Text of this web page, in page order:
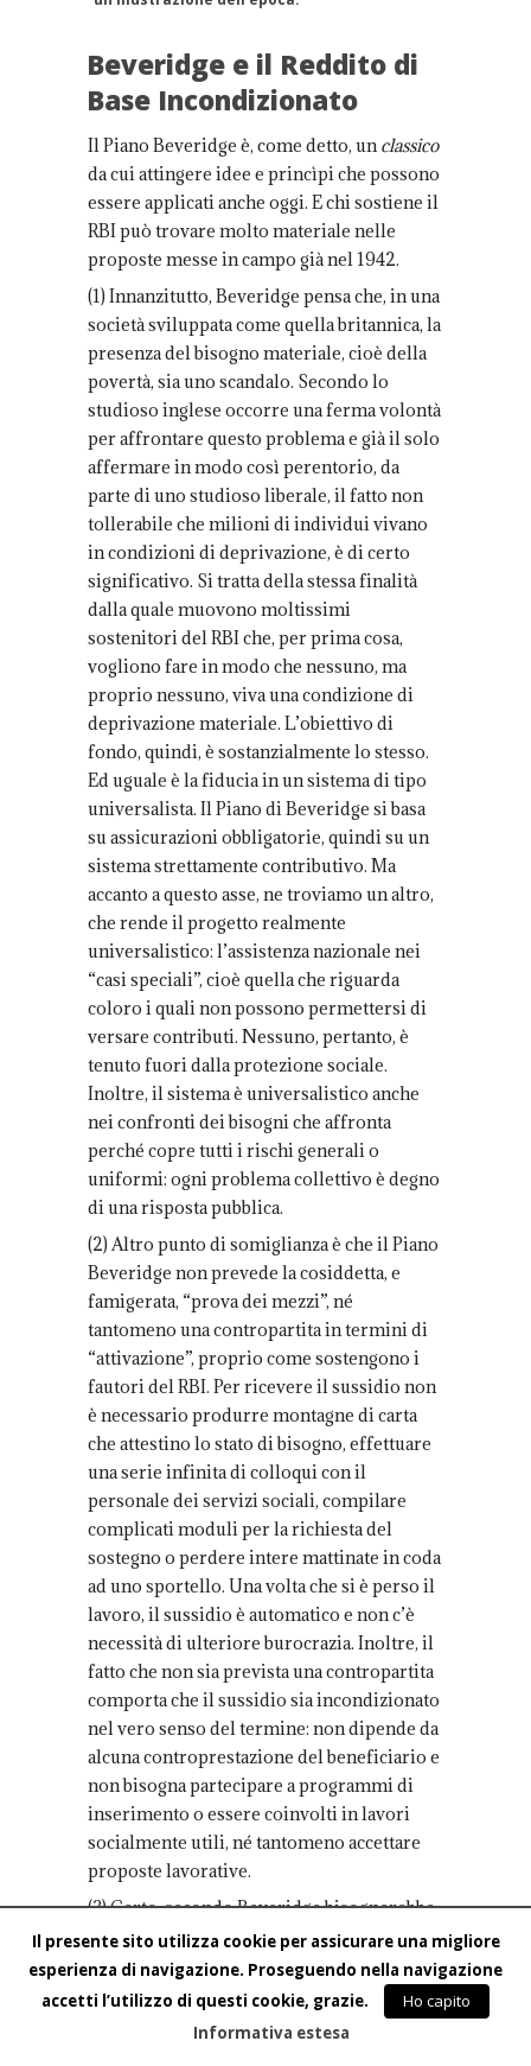
Beveridge e il Reddito di
Base Incondizionato
Il Piano Beveridge è, come detto, unclassico
da cui attingere idee e princìpi che possono
essere applicati anche oggi. E chi sostiene il
RBI può trovare molto materiale nelle
proposte messe in campo già nel 1942.
(1) Innanzitutto, Beveridge pensa che, in una
società sviluppata come quella britannica, la
presenza del bisogno materiale, cioè della
povertà, sia uno scandalo. Secondo lo
studioso inglese occorre una ferma volontà
per affrontare questo problema e già il solo
affermare in modo così perentorio, da
parte di uno studioso liberale, il fatto non
tollerabile che milioni di individui vivano
in condizioni di deprivazione, è di certo
significativo. Si tratta della stessa finalità
dalla quale muovono moltissimi
sostenitori del RBI che, per prima cosa,
vogliono fare in modo che nessuno, ma
proprio nessuno, viva una condizione di
deprivazione materiale. L’obiettivo di
fondo, quindi, è sostanzialmente lo stesso.
Ed uguale è la fiducia in un sistema di tipo
universalista. Il Piano di Beveridge si basa
su assicurazioni obbligatorie, quindi su un
sistema strettamente contributivo. Ma
accanto a questo asse, ne troviamo un altro,
che rende il progetto realmente
universalistico: l’assistenza nazionale nei
“casi speciali”, cioè quella che riguarda
coloro i quali non possono permettersi di
versare contributi. Nessuno, pertanto, è
tenuto fuori dalla protezione sociale.
Inoltre, il sistema è universalistico anche
nei confronti dei bisogni che affronta
perché copre tutti i rischi generali o
uniformi: ogni problema collettivo è degno
di una risposta pubblica.
(2) Altro punto di somiglianza è che il Piano
Beveridge non prevede la cosiddetta, e
famigerata, “prova dei mezzi”, né
tantomeno una contropartita in termini di
“attivazione”, proprio come sostengono i
fautori del RBI. Per ricevere il sussidio non
è necessario produrre montagne di carta
che attestino lo stato di bisogno, effettuare
una serie infinita di colloqui con il
personale dei servizi sociali, compilare
complicati moduli per la richiesta del
sostegno o perdere intere mattinate in coda
ad uno sportello. Una volta che si è perso il
lavoro, il sussidio è automatico e non c’è
necessità di ulteriore burocrazia. Inoltre, il
fatto che non sia prevista una contropartita
comporta che il sussidio sia incondizionato
nel vero senso del termine: non dipende da
alcuna controprestazione del beneficiario e
non bisogna partecipare a programmi di
inserimento o essere coinvolti in lavori
socialmente utili, né tantomeno accettare
proposte lavorative.
(3) Certo, secondo Beveridge bisognerebbe
che il sussidio durasse “il meno possibile”
e il cittadino si facesse trovare “pronto”
(soprattutto come condizioni di salute – ma
siamo nel 1942) per un nuovo impiego.
Il presente sito utilizza cookie per assicurare una migliore
esperienza di navigazione. Proseguendo nella navigazione
accetti l’utilizzo di questi cookie, grazie.
Ho capito
Informativa estesa